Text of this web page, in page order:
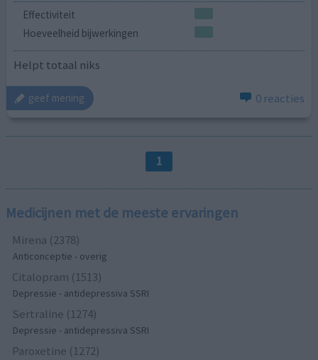
Effectiviteit
Hoeveelheid bijwerkingen
Helpt totaal niks
geef mening 0 reacties
1
Medicijnen met de meeste ervaringen
Mirena (2378)
Anticonceptie - overig
Citalopram (1513)
Depressie - antidepressiva SSRI
Sertraline (1274)
Depressie - antidepressiva SSRI
Paroxetine (1272)